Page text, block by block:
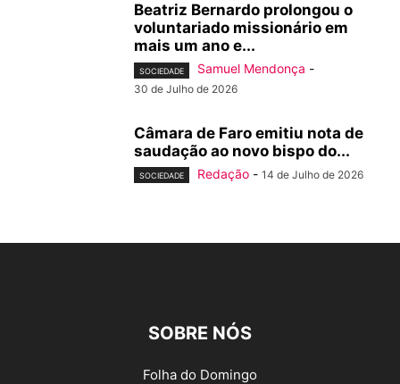
Beatriz Bernardo prolongou o
voluntariado missionário em
mais um ano e...
SOCIEDADE Samuel Mendonça -
30 de Julho de 2026
Câmara de Faro emitiu nota de
saudação ao novo bispo do...
SOCIEDADE Redação - 14 de Julho de 2026
SOBRE NÓS
Folha do Domingo